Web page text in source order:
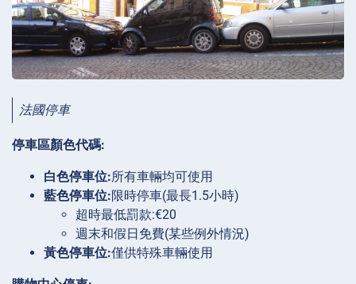
法國停車
停車區顏色代碼:
白色停車位:所有車輛均可使用
藍色停車位:限時停車(最長1.5小時)
超時最低罰款:€20
週末和假日免費(某些例外情況)
黃色停車位:僅供特殊車輛使用